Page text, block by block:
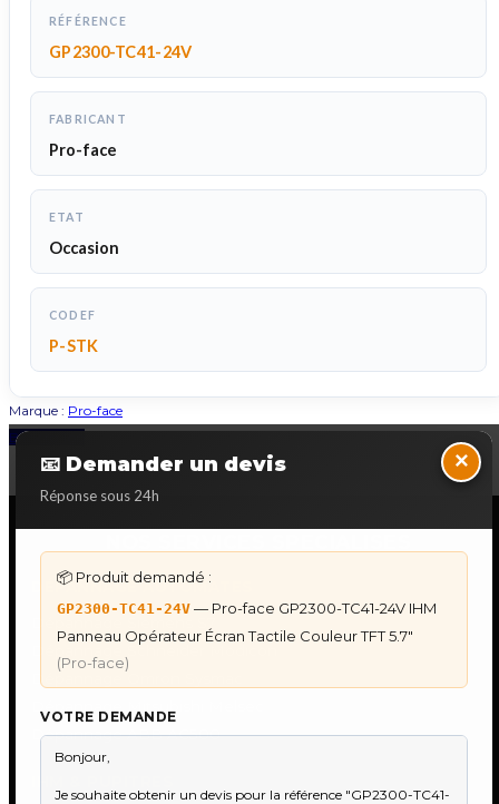
RÉFÉRENCE
GP2300-TC41-24V
FABRICANT
Pro-face
ETAT
Occasion
CODEF
P-STK
Marque : Pro-face
📧 Demander un devis
Réponse sous 24h
×
📦 Produit demandé :
GP2300-TC41-24V — Pro-face GP2300-TC41-24V IHM
Panneau Opérateur Écran Tactile Couleur TFT 5.7"
(Pro-face)
VOTRE DEMANDE
Back to Top
DÉPANNAGE AUTOMATES
Dépannage Schneider Modicon
Dépannage ABB AC500